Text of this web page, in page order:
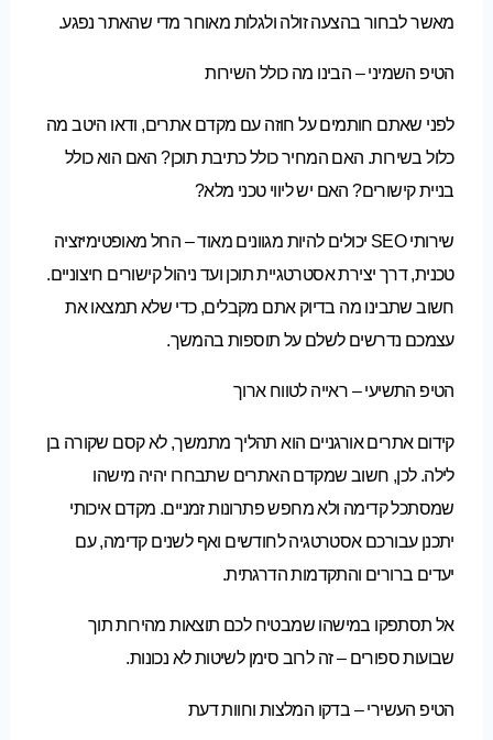
מאשר לבחור בהצעה זולה ולגלות מאוחר מדי שהאתר נפגע.
הטיפ השמיני – הבינו מה כולל השירות
לפני שאתם חותמים על חוזה עם מקדם אתרים, ודאו היטב מה
כלול בשירות. האם המחיר כולל כתיבת תוכן? האם הוא כולל
בניית קישורים? האם יש ליווי טכני מלא?
שירותי SEO יכולים להיות מגוונים מאוד – החל מאופטימיזציה
טכנית, דרך יצירת אסטרטגיית תוכן ועד ניהול קישורים חיצוניים.
חשוב שתבינו מה בדיוק אתם מקבלים, כדי שלא תמצאו את
עצמכם נדרשים לשלם על תוספות בהמשך.
הטיפ התשיעי – ראייה לטווח ארוך
קידום אתרים אורגניים הוא תהליך מתמשך, לא קסם שקורה בן
לילה. לכן, חשוב שמקדם האתרים שתבחרו יהיה מישהו
שמסתכל קדימה ולא מחפש פתרונות זמניים. מקדם איכותי
יתכנן עבורכם אסטרטגיה לחודשים ואף לשנים קדימה, עם
יעדים ברורים והתקדמות הדרגתית.
אל תסתפקו במישהו שמבטיח לכם תוצאות מהירות תוך
שבועות ספורים – זה לרוב סימן לשיטות לא נכונות.
הטיפ העשירי – בדקו המלצות וחוות דעת